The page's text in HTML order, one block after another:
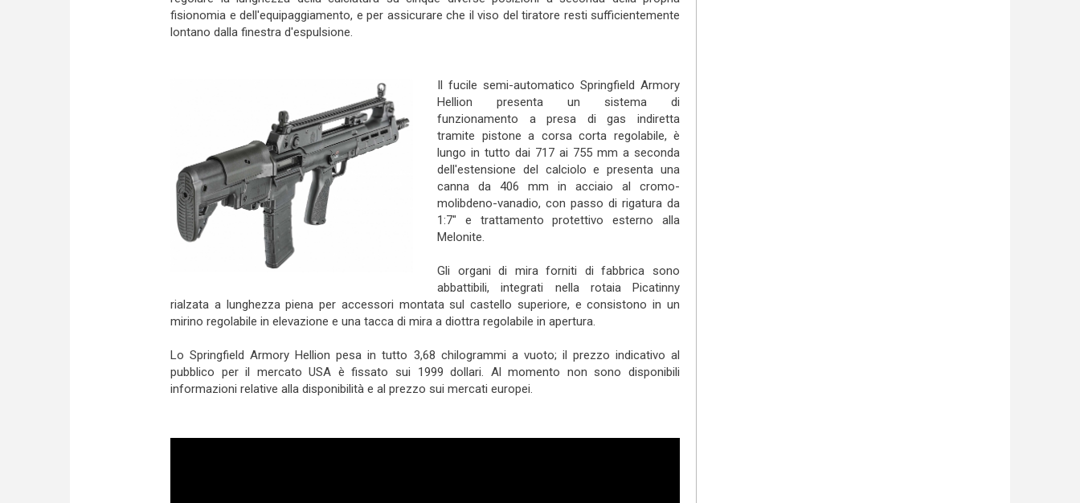
fisionomia e dell'equipaggiamento, e per assicurare che il viso del tiratore resti sufficientemente
lontano dalla finestra d'espulsione.
Il fucile semi-automatico Springfield Armory
Hellion presenta un sistema di
funzionamento a presa di gas indiretta
tramite pistone a corsa corta regolabile, è
lungo in tutto dai 717 ai 755 mm a seconda
dell'estensione del calciolo e presenta una
canna da 406 mm in acciaio al cromo-
molibdeno-vanadio, con passo di rigatura da
1:7" e trattamento protettivo esterno alla
Melonite.
Gli organi di mira forniti di fabbrica sono
abbattibili, integrati nella rotaia Picatinny
rialzata a lunghezza piena per accessori montata sul castello superiore, e consistono in un
mirino regolabile in elevazione e una tacca di mira a diottra regolabile in apertura.
Lo Springfield Armory Hellion pesa in tutto 3,68 chilogrammi a vuoto; il prezzo indicativo al
pubblico per il mercato USA è fissato sui 1999 dollari. Al momento non sono disponibili
informazioni relative alla disponibilità e al prezzo sui mercati europei.